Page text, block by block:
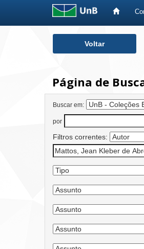
Voltar
Página de
Buscar em:
por
Filtros correntes: